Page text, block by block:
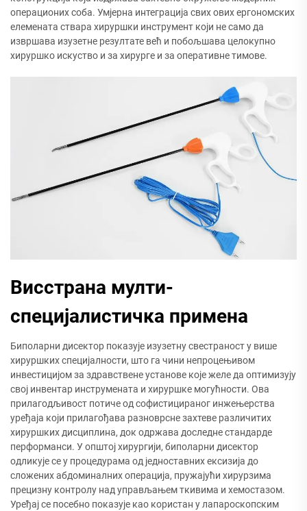
операционих соба. Умјерна интеграција свих ових ергономских
елемената ствара хируршки инструмент који не само да
извршава изузетне резултате већ и побољшава целокупно
хируршко искуство и за хирурге и за оперативне тимове.
Висстрана мулти-
специјалистичка примена
Биполарни дисектор показује изузетну свестраност у више
хируршких специјалности, што га чини непроцењивом
инвестицијом за здравствене установе које желе да оптимизују
свој инвентар инструмената и хируршке могућности. Ова
прилагодљивост потиче од софистицираног инжењерства
уређаја који прилагођава разноврсне захтеве различитих
хируршких дисциплина, док одржава доследне стандарде
перформанси. У општој хирургији, биполарни дисектор
одликује се у процедурама од једноставних ексизија до
сложених абдоминалних операција, пружајући хирурзима
прецизну контролу над управљањем ткивима и хемостазом.
Уређај се посебно показује као користан у лапароскопским